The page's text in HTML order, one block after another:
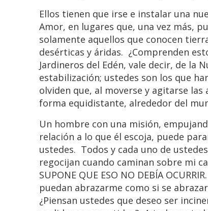
Ellos tienen que irse e instalar una
Amor, en lugares que, una vez más,
solamente aquellos que conocen
desérticas y áridas. ¿Comprenden
Jardineros del Edén, vale decir, de
estabilización; ustedes son los que
olviden que, al moverse y agitarse
forma equidistante, alrededor del
Un hombre con una misión,
relación a lo que él escoja, puede
ustedes. Todos y cada uno de
regocijan cuando caminan sobre mi
SUPONE QUE ESO NO DEBÍA
puedan abrazarme como si se
¿Piensan ustedes que deseo ser